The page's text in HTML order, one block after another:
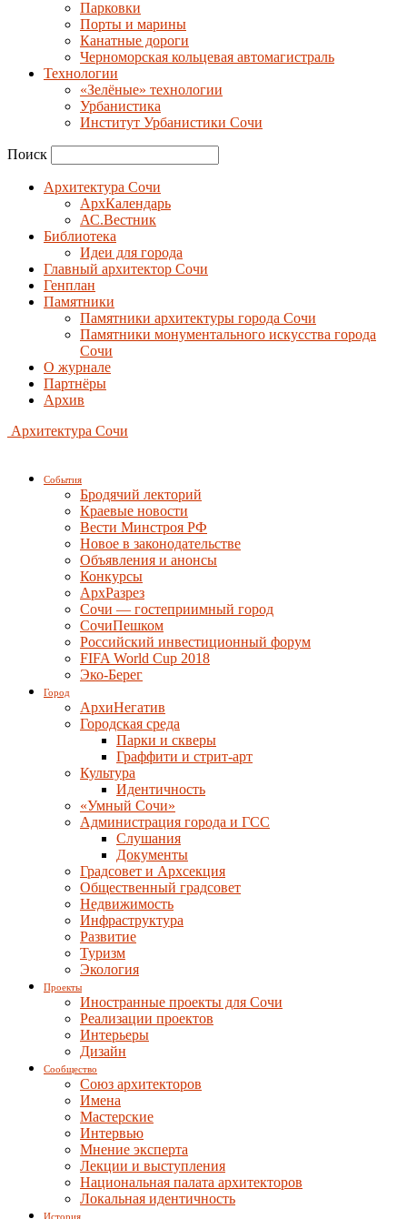
Парковки
Порты и марины
Канатные дороги
Черноморская кольцевая автомагистраль
Технологии
«Зелёные» технологии
Урбанистика
Институт Урбанистики Сочи
Поиск
Архитектура Сочи
АрхКалендарь
АС.Вестник
Библиотека
Идеи для города
Главный архитектор Сочи
Генплан
Памятники
Памятники архитектуры города Сочи
Памятники монументального искусства города
Сочи
О журнале
Партнёры
Архив
Архитектура Сочи
События
Бродячий лекторий
Краевые новости
Вести Минстроя РФ
Новое в законодательстве
Объявления и анонсы
Конкурсы
АрхРазрез
Сочи — гостеприимный город
СочиПешком
Российский инвестиционный форум
FIFA World Cup 2018
Эко-Берег
Город
АрхиНегатив
Городская среда
Парки и скверы
Граффити и стрит-арт
Культура
Идентичность
«Умный Сочи»
Администрация города и ГСС
Слушания
Документы
Градсовет и Архсекция
Общественный градсовет
Недвижимость
Инфраструктура
Развитие
Туризм
Экология
Проекты
Иностранные проекты для Сочи
Реализации проектов
Интерьеры
Дизайн
Сообщество
Союз архитекторов
Имена
Мастерские
Интервью
Мнение эксперта
Лекции и выступления
Национальная палата архитекторов
Локальная идентичность
История